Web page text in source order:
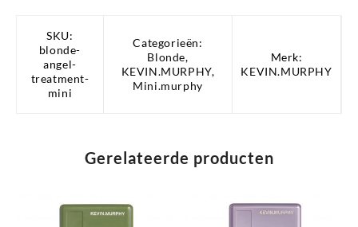
SKU:
blonde-
angel-
treatment-
mini
Categorieën:
Blonde,
KEVIN.MURPHY,
Mini.murphy
Merk:
KEVIN.MURPHY
Gerelateerde producten